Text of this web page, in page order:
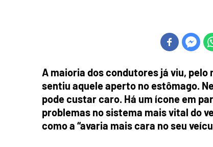
A maioria dos condutores já viu, pelo
sentiu aquele aperto no estômago.
pode custar caro. Há um ícone em
problemas no sistema mais vital do
como a “avaria mais cara no seu